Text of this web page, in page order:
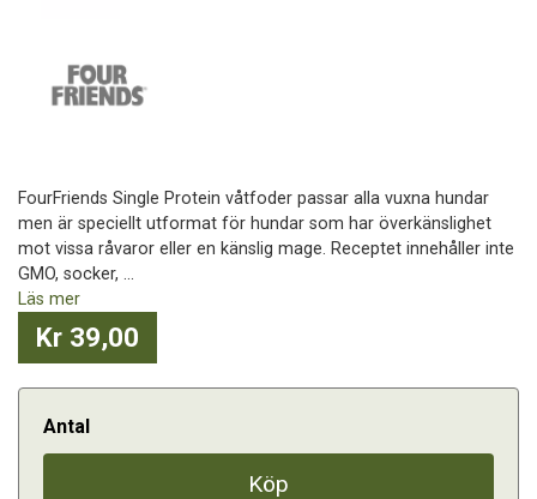
FourFriends Single Protein våtfoder passar alla vuxna hundar
men är speciellt utformat för hundar som har överkänslighet
mot vissa råvaror eller en känslig mage. Receptet innehåller inte
GMO, socker, ...
Läs mer
Kr 39,00
Antal
Köp